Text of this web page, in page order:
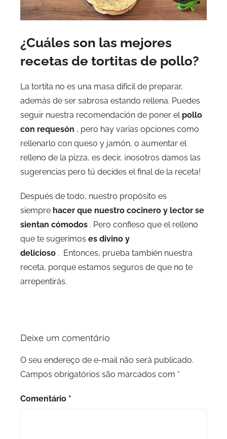
¿Cuáles son las mejores
recetas de tortitas de pollo?
La tortita no es una masa difícil de preparar,
además de ser sabrosa estando rellena. Puedes
seguir nuestra recomendación de poner el pollo
con requesón , pero hay varias opciones como
rellenarlo con queso y jamón, o aumentar el
relleno de la pizza, es decir, ¡nosotros damos las
sugerencias pero tú decides el final de la receta!
Después de todo, nuestro propósito es
siempre hacer que nuestro cocinero y lector se
sientan cómodos . Pero confieso que el relleno
que te sugerimos es divino y
delicioso . Entonces, prueba también nuestra
receta, porque estamos seguros de que no te
arrepentirás.
Deixe um comentário
O seu endereço de e-mail não será publicado.
Campos obrigatórios são marcados com *
Comentário *